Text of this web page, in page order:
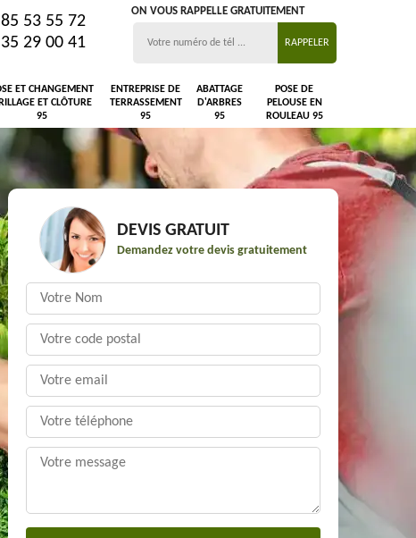
53 55 72
29 00 41
ON VOUS RAPPELLE GRATUITEMENT
ET CHANGEMENT
ET CLÔTURE
95
ENTREPRISE DE
TERRASSEMENT
95
ABATTAGE
D'ARBRES
95
POSE DE
PELOUSE EN
ROULEAU 95
DEVIS GRATUIT
Demandez votre devis gratuitement